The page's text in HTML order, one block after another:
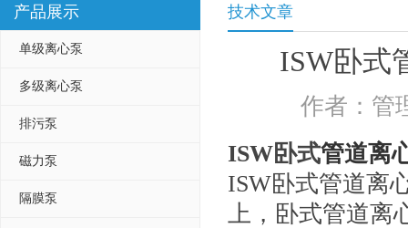
产品展示
单级离心泵
多级离心泵
排污泵
磁力泵
隔膜泵
技术文章
ISW卧式
作者：
ISW卧式管道离
ISW卧式管道离
上，卧式管道离